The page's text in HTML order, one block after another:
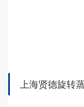
上海贤德旋转